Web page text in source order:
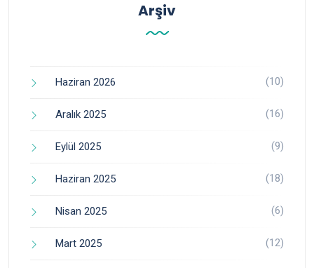
Arşiv
Haziran 2026 (10)
Aralık 2025 (16)
Eylül 2025 (9)
Haziran 2025 (18)
Nisan 2025 (6)
Mart 2025 (12)